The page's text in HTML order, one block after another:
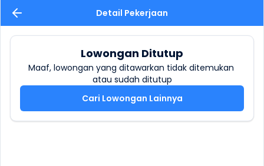
Detail Pekerjaan
Lowongan Ditutup
Maaf, lowongan yang ditawarkan tidak ditemukan
atau sudah ditutup
Cari Lowongan Lainnya